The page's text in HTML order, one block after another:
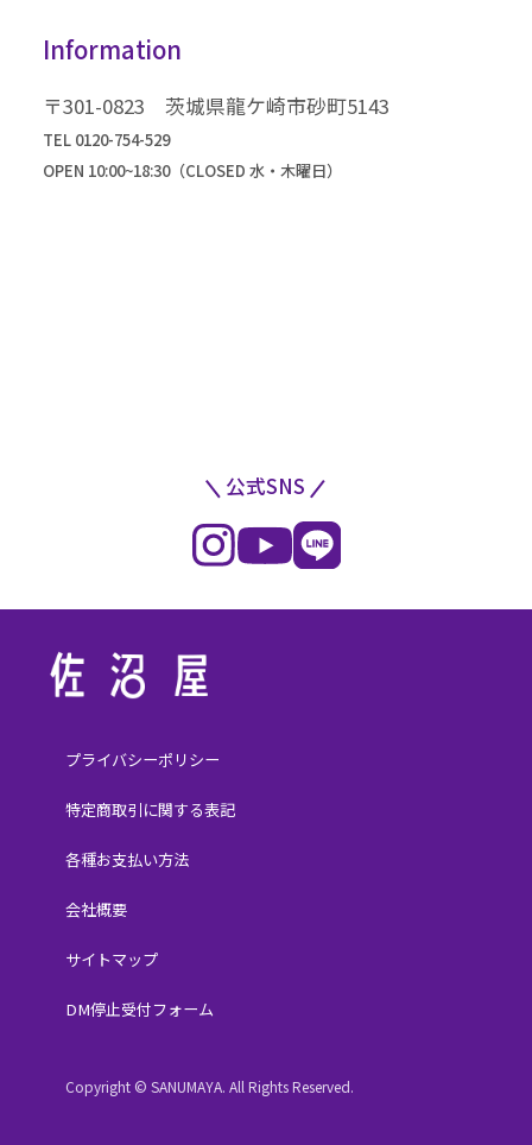
振袖ドレス
高級振袖コレクション
成人式までの流れ
Information
〒301-0823 茨城県龍ケ崎市砂町5143
TEL 0120-754-529
OPEN 10:00~18:30（CLOSED 水・木曜日）
公式SNS
プライバシーポリシー
特定商取引に関する表記
各種お支払い方法
会社概要
サイトマップ
DM停止受付フォーム
Copyright © SANUMAYA. All Rights Reserved.